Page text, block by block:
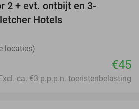
2 + evt. ontbijt en 3-
Hotels
locaties)
€45
Excl. ca. €3 p.p.p.n. toeristenbelasting